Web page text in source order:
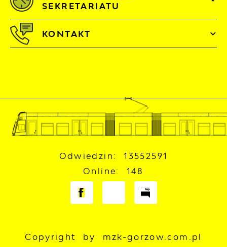
SEKRETARIATU
KONTAKT
Odwiedzin: 13552591
Online: 148
Copyright by mzk-gorzow.com.pl